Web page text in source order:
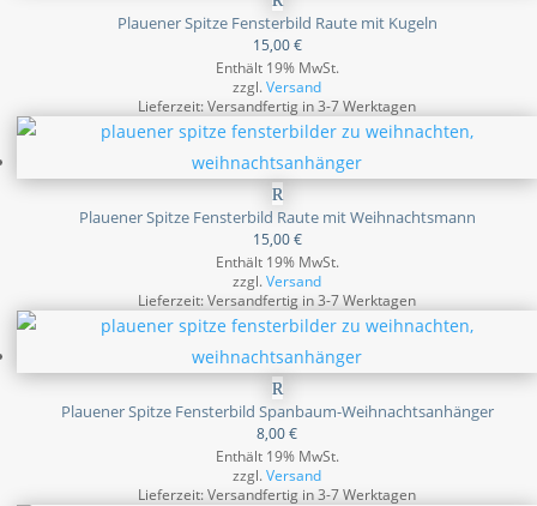
Plauener Spitze Fensterbild Raute mit Kugeln
15,00€
Enthält 19% MwSt.
zzgl.Versand
Lieferzeit: Versandfertig in 3-7 Werktagen
Plauener Spitze Fensterbild Raute mit Weihnachtsmann
15,00€
Enthält 19% MwSt.
zzgl.Versand
Lieferzeit: Versandfertig in 3-7 Werktagen
Plauener Spitze Fensterbild Spanbaum-Weihnachtsanhänger
8,00€
Enthält 19% MwSt.
zzgl.Versand
Lieferzeit: Versandfertig in 3-7 Werktagen